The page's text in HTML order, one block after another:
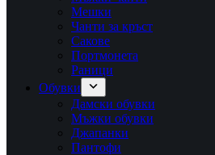
Мешки
Чанти за кръст
Сакове
Портмонета
Раници
Обувки
Дамски обувки
Мъжки обувки
Джапанки
Пантофи